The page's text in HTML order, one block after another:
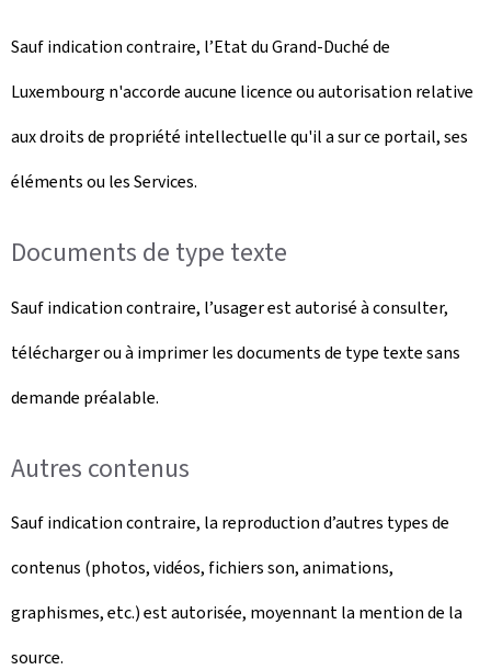
Sauf indication contraire, l’Etat du Grand-Duché de
Luxembourg n'accorde aucune licence ou autorisation relative
aux droits de propriété intellectuelle qu'il a sur ce portail, ses
éléments ou les Services.
Documents de type texte
Sauf indication contraire, l’usager est autorisé à consulter,
télécharger ou à imprimer les documents de type texte sans
demande préalable.
Autres contenus
Sauf indication contraire, la reproduction d’autres types de
contenus (photos, vidéos, fichiers son, animations,
graphismes, etc.) est autorisée, moyennant la mention de la
source.